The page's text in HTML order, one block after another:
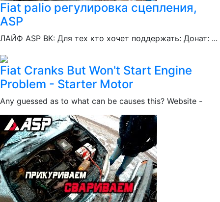
Fiat palio регулировка сцепления,
ASP
ЛАЙФ ASP ВК: Для тех кто хочет поддержать: Донат: ...
Fiat Cranks But Won't Start Engine
Problem - Starter Motor
Any guessed as to what can be causes this? Website -